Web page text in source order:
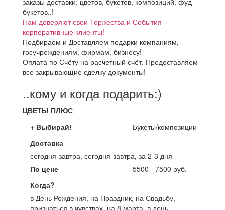
букетов..!
Нам доверяют свои Торжества и События
корпоративные клиенты!
Подбираем и Доставляем подарки компаниям,
госучреждениям, фирмам, бизнесу!
Оплата по Счёту на расчетный счёт. Предоставляем
все закрывающие сделку документы!
..кому и когда подарить:)
ЦВЕТЫ ПЛЮС
+ Выбирай!
Букеты/композиции
Доставка
сегодня-завтра, сегодня-завтра, за 2-3 дня
По цене
5500 - 7500 руб.
Когда?
в День Рождения, на Праздник, на Свадьбу,
признаться в чувствах, на 8 марта, в день